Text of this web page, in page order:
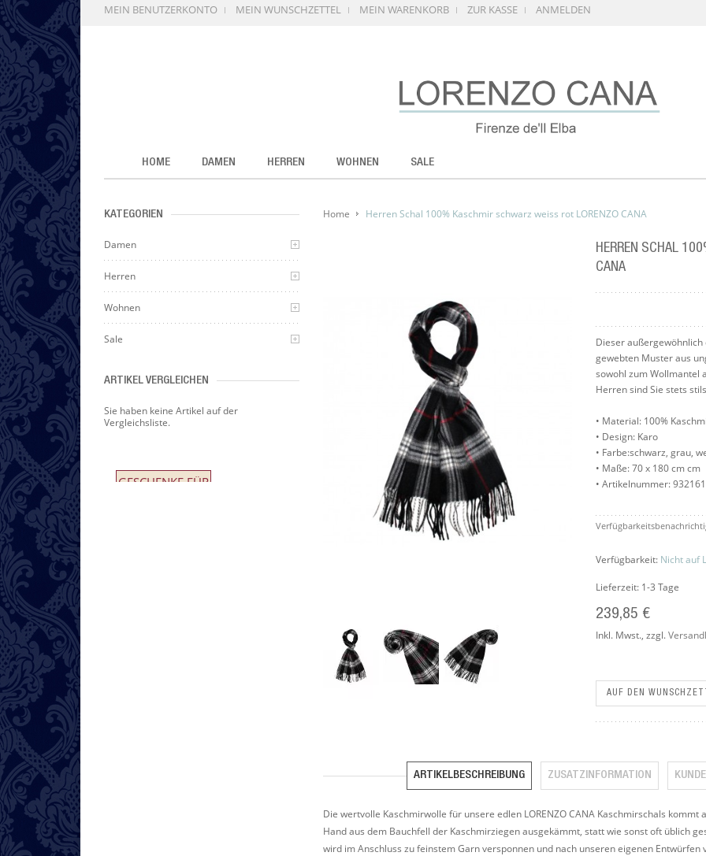
MEIN BENUTZERKONTO MEIN WUNSCHZETTEL MEIN WARENKORB ZUR KASSE ANMELDEN
HOME DAMEN HERREN WOHNEN SALE
KATEGORIEN
Damen
Herren
Wohnen
Sale
ARTIKEL VERGLEICHEN
Sie haben keine Artikel auf der
Vergleichsliste.
GESCHENKE FÜR
Home Herren Schal 100% Kaschmir schwarz weiss rot LORENZO CANA
HERREN SCHAL
CANA
Dieser
gewebten Muster aus
sowohl zum Wollmantel
Herren sind Sie stets
• Material: 100%
• Design: Karo
• Farbe:schwarz, grau,
• Maße: 70 x 180 cm cm
• Artikelnummer:
Verfügbarkeit: Nicht auf
Lieferzeit: 1-3 Tage
239,85 €
Inkl. Mwst.,zzgl.
AUF DEN
ARTIKELBESCHREIBUNG ZUSATZINFORMATION
Die wertvolle Kaschmirwolle für unsere edlen LORENZO CANA Kaschmirschals
Hand aus dem Bauchfell der Kaschmirziegen ausgekämmt, statt wie sonst oft üblich
wird im Anschluss zu feinstem Garn versponnen und nach unseren eigenen